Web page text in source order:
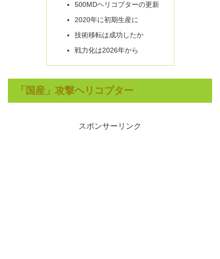
500MDヘリコプターの更新
2020年に初期生産に
技術移転は成功したか
戦力化は2026年から
「国産」攻撃ヘリコプター
スポンサーリンク